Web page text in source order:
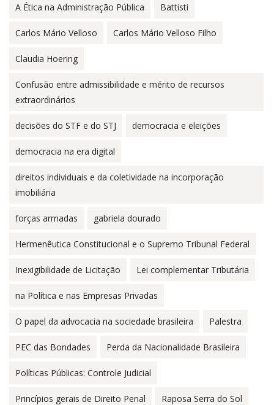
A Ética na Administração Pública Battisti
Carlos Mário Velloso Carlos Mário Velloso Filho
Claudia Hoering
Confusão entre admissibilidade e mérito de recursos
extraordinários
decisões do STF e do STJ democracia e eleições
democracia na era digital
direitos individuais e da coletividade na incorporação
imobiliária
forças armadas gabriela dourado
Hermenêutica Constitucional e o Supremo Tribunal Federal
Inexigibilidade de Licitação Lei complementar Tributária
na Política e nas Empresas Privadas
O papel da advocacia na sociedade brasileira Palestra
PEC das Bondades Perda da Nacionalidade Brasileira
Políticas Públicas: Controle Judicial
Princípios gerais de Direito Penal Raposa Serra do Sol